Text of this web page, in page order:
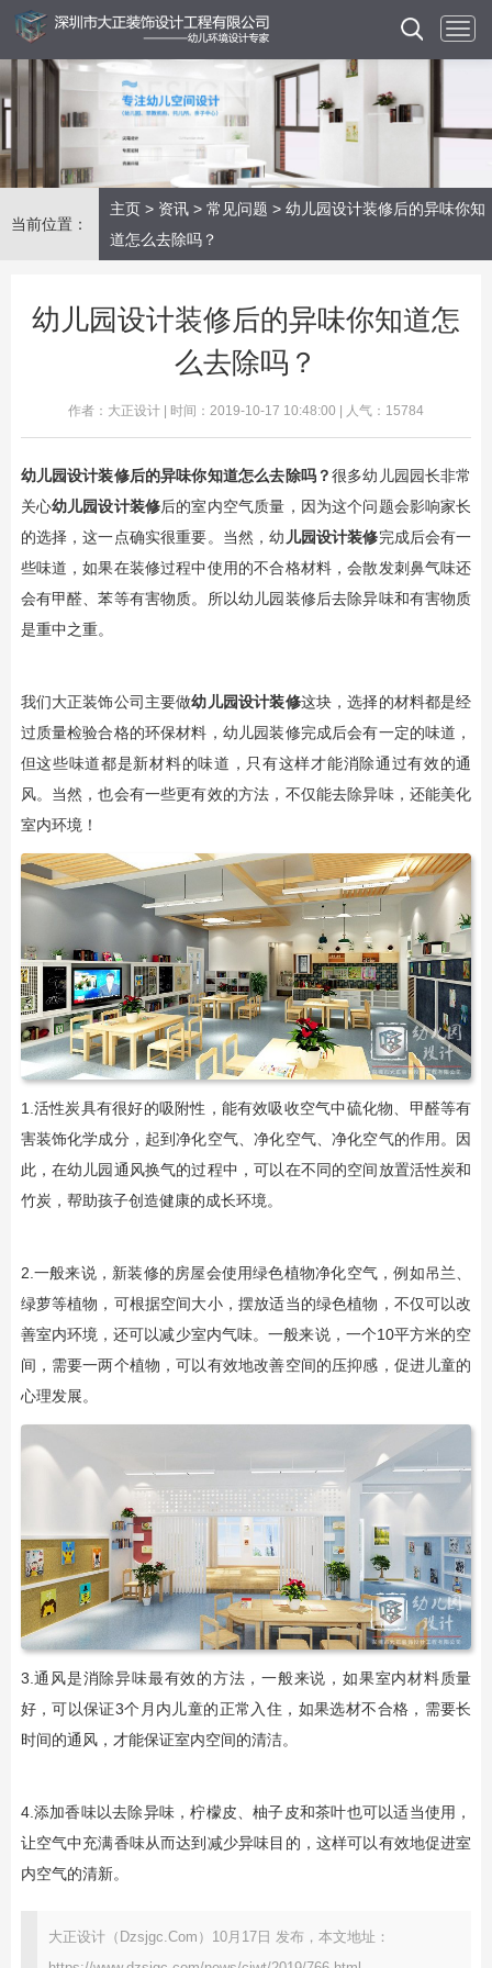
当前位置：
主页 > 资讯 > 常见问题 > 幼儿园设计装修后的异味你知
道怎么去除吗？
幼儿园设计装修后的异味你知道怎
么去除吗？
作者：大正设计 | 时间：2019-10-17 10:48:00 | 人气：15784
幼儿园设计装修后的异味你知道怎么去除吗？很多幼儿园园长非常
关心幼儿园设计装修后的室内空气质量，因为这个问题会影响家长
的选择，这一点确实很重要。当然，幼 儿园设计装修完成后会有一
些味道，如果在装修过程中使用的不合格材料，会散发刺鼻气味还
会有甲醛、苯等有害物质。所以幼儿园装修后去除异味和有害物质
是重中之重。
我们大正装饰公司主要做幼儿园设计装修这块，选择的材料都是经
过质量检验合格的环保材料，幼儿园装修完成后会有一定的味道，
但这些味道都是新材料的味道，只有这样才能消除通过有效的通
风。当然，也会有一些更有效的方法，不仅能去除异味，还能美化
室内环境！
1.活性炭具有很好的吸附性，能有效吸收空气中硫化物、甲醛等有
害装饰化学成分，起到净化空气、净化空气、净化空气的作用。因
此，在幼儿园通风换气的过程中，可以在不同的空间放置活性炭和
竹炭，帮助孩子创造健康的成长环境。
2.一般来说，新装修的房屋会使用绿色植物净化空气，例如吊兰、
绿萝等植物，可根据空间大小，摆放适当的绿色植物，不仅可以改
善室内环境，还可以减少室内气味。一般来说，一个10平方米的空
间，需要一两个植物，可以有效地改善空间的压抑感，促进儿童的
心理发展。
3.通风是消除异味最有效的方法，一般来说，如果室内材料质量
好，可以保证3个月内儿童的正常入住，如果选材不合格，需要长
时间的通风，才能保证室内空间的清洁。
4.添加香味以去除异味，柠檬皮、柚子皮和茶叶也可以适当使用，
让空气中充满香味从而达到减少异味目的，这样可以有效地促进室
内空气的清新。
大正设计（Dzsjgc.Com）10月17日 发布，本文地址：